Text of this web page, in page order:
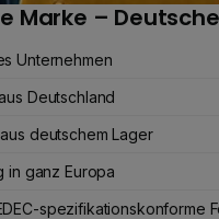
Marke –
Unternehmen
Deutschland
deutschem Lager
in ganz Europa
spezifikationskonforme